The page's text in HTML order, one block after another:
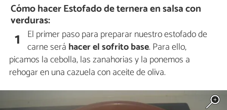
Cómo hacer Estofado de ternera en salsa con
verduras:
1 El primer paso para preparar nuestro estofado de
carne será hacer el sofrito base. Para ello,
picamos la cebolla, las zanahorias y la ponemos a
rehogar en una cazuela con aceite de oliva.